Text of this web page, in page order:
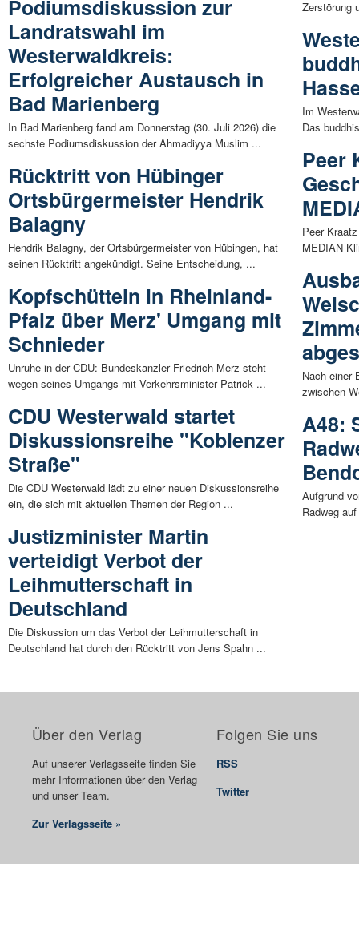
Podiumsdiskussion zur
Landratswahl im
Westerwaldkreis:
Erfolgreicher Austausch in
Bad Marienberg
In Bad Marienberg fand am Donnerstag (30. Juli 2026) die
sechste Podiumsdiskussion der Ahmadiyya Muslim ...
Rücktritt von Hübinger
Ortsbürgermeister Hendrik
Balagny
Hendrik Balagny, der Ortsbürgermeister von Hübingen, hat
seinen Rücktritt angekündigt. Seine Entscheidung, ...
Kopfschütteln in Rheinland-
Pfalz über Merz' Umgang mit
Schnieder
Unruhe in der CDU: Bundeskanzler Friedrich Merz steht
wegen seines Umgangs mit Verkehrsminister Patrick ...
CDU Westerwald startet
Diskussionsreihe "Koblenzer
Straße"
Die CDU Westerwald lädt zu einer neuen Diskussionsreihe
ein, die sich mit aktuellen Themen der Region ...
Justizminister Martin
verteidigt Verbot der
Leihmutterschaft in
Deutschland
Die Diskussion um das Verbot der Leihmutterschaft in
Deutschland hat durch den Rücktritt von Jens Spahn ...
Zerstörung
Im
Das
Peer
Peer
MEDIAN
Nach einer
zwischen
A48:
Aufgrund
Radweg
Über den Verlag
Auf unserer Verlagsseite finden Sie
mehr Informationen über den Verlag
und unser Team.
Zur Verlagsseite »
Folgen Sie uns
RSS
Twitter